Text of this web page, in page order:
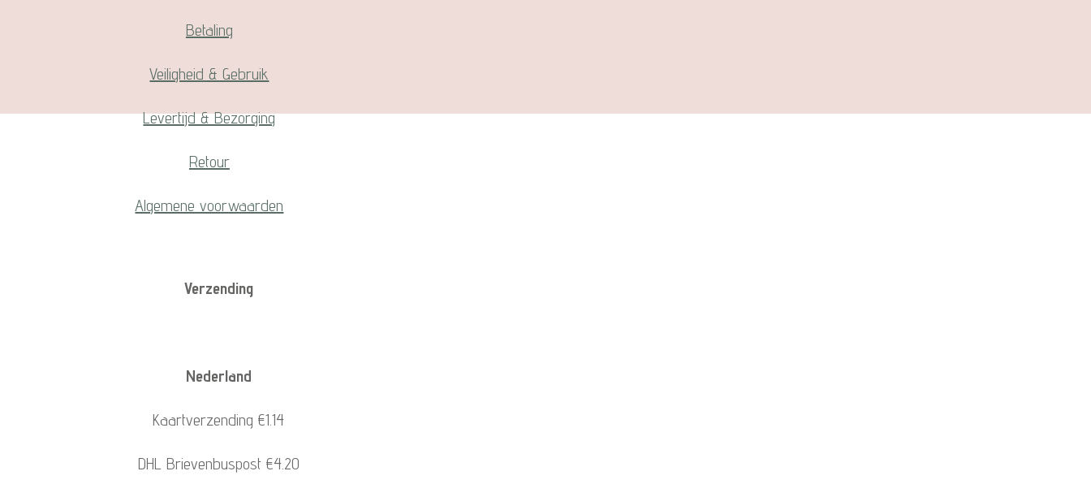
Betaling
Veiligheid & Gebruik
Levertijd & Bezorging
Retour
Algemene voorwaarden
Verzending
Nederland
Kaartverzending €1.14
DHL Brievenbuspost €4.20